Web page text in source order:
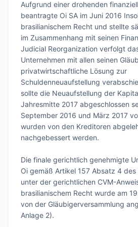
Aufgrund einer drohenden
beantragte Oi SA im Juni 2016
brasilianischem Recht und stellte
im Zusammenhang mit seinen
Judicial Reorganization verfolgt
Unternehmen mit allen seinen
privatwirtschaftliche Lösung zur
Schuldenneuaufstellung
sollte die Neuaufstellung der
Jahresmitte 2017 abgeschlossen
September 2016 und März 2017
wurden von den Kreditoren
nachgebessert werden.
Die finale gerichtlich genehmigte
Oi gemäß Artikel 157 Absatz 4
unter der gerichtlichen CVM-
brasilianischem Recht wurde am
von der Gläubigerversammlung
Anlage 2).